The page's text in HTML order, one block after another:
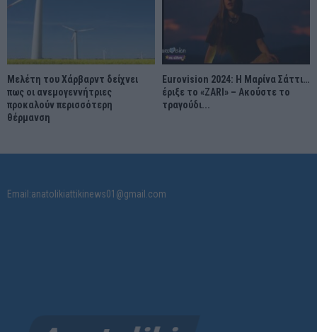
Μελέτη του Χάρβαρντ δείχνει
πως οι ανεμογεννήτριες
προκαλούν περισσότερη
θέρμανση
Eurovision 2024: Η Μαρίνα Σάττι…
έριξε το «ZARI» – Ακούστε το
τραγούδι...
Email:anatolikiattikinews01@gmail.com